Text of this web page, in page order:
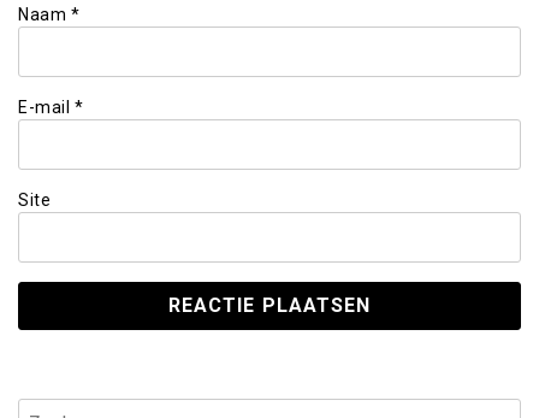
Naam *
E-mail *
Site
Zoeken